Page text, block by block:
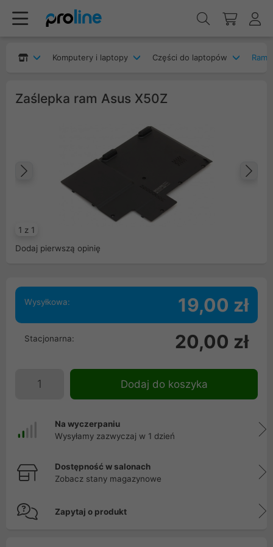
Komputery i laptopy Części do laptopów
Zaślepka ram Asus X50Z
1 z 1
Poprzedni
Dodaj pierwszą opinię
Wysyłkowa: 19,00 zł
Stacjonarna: 20,00 zł
Dodaj do koszyka
Na wyczerpaniu
Wysyłamy zazwyczaj w 1 dzień
Dostępność w salonach
Zobacz stany magazynowe
Zapytaj o produkt